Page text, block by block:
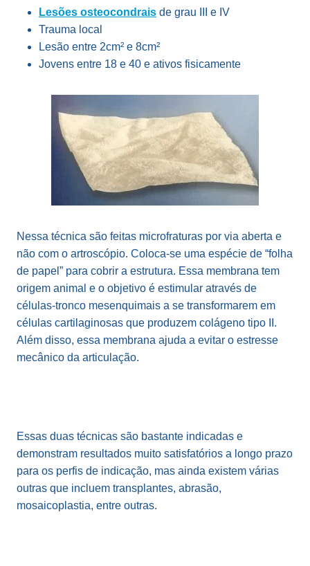
Lesões osteocondrais de grau III e IV
Trauma local
Lesão entre 2cm² e 8cm²
Jovens entre 18 e 40 e ativos fisicamente
Nessa técnica são feitas microfraturas por via aberta e
não com o artroscópio. Coloca-se uma espécie de “folha
de papel” para cobrir a estrutura. Essa membrana tem
origem animal e o objetivo é estimular através de
células-tronco mesenquimais a se transformarem em
células cartilaginosas que produzem colágeno tipo II.
Além disso, essa membrana ajuda a evitar o estresse
mecânico da articulação.
Essas duas técnicas são bastante indicadas e
demonstram resultados muito satisfatórios a longo prazo
para os perfis de indicação, mas ainda existem várias
outras que incluem transplantes, abrasão,
mosaicoplastia, entre outras.